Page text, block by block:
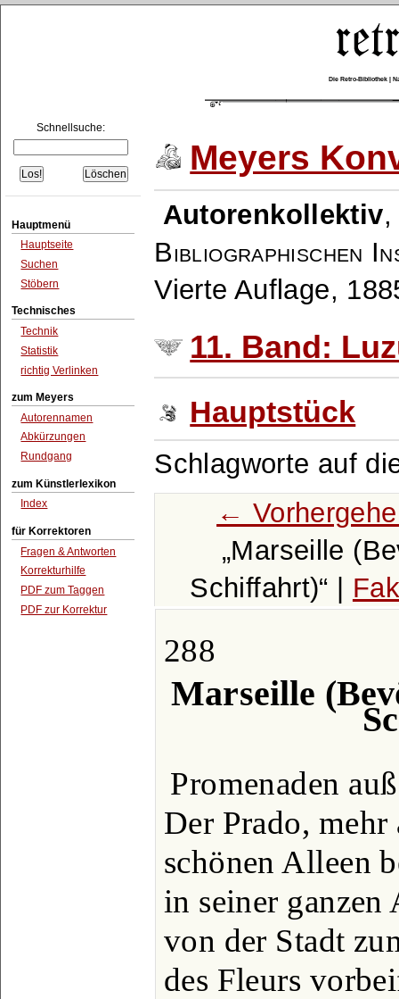
Die Retro-Bibliothek |
Schnellsuche:
Hauptmenü
Hauptseite
Suchen
Stöbern
Technisches
Technik
Statistik
richtig Verlinken
zum Meyers
Autorennamen
Abkürzungen
Rundgang
zum Künstlerlexikon
Index
für Korrektoren
Fragen & Antworten
Korrekturhilfe
PDF zum Taggen
PDF zur Korrektur
Meyers
Autorenkollektiv
Bibliographischen
Vierte Auflage,
11. Band:
Hauptstück
Schlagworte auf
←
Marseille
Schiffahrt)
288
Marseille
Promenaden
Der Prado,
schönen Alleen
in seiner ganzen
von der Stadt
des Fleurs